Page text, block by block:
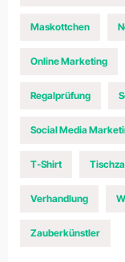
Maskottchen
Online Marketing
Regalprüfung
Social Media
T-Shirt
Verhandlung
Zauberkünstler